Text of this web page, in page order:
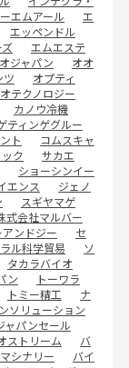
エムアール
エ
エッペンドル
エムエステ
ジャパン
オオ
ツ
オプティ
テクノロジー
カノウ冷機
ティンゲグルー
ト
コムスキャ
ク
サカエ
ショーシンイー
エンス
ジェノ
スギヤマゲ
式会社マルバー
ンドジー
セ
ル科学貿易
ソ
タカラバイオ
ン
トーワラ
トミー精工
ナ
ソリューション
ャパンセール
ストリーム
バ
シナリー
バイ